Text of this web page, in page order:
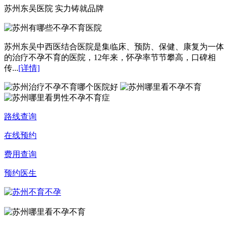
苏州东吴医院 实力铸就品牌
苏州东吴中西医结合医院是集临床、预防、保健、康复为一体
的治疗不孕不育的医院，12年来，怀孕率节节攀高，口碑相
传...[详情]
路线查询
在线预约
费用查询
预约医生